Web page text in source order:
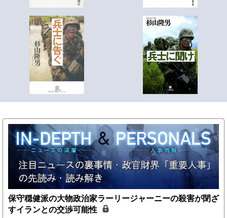
保守穏健派の大物政治家ラーリージャーニーの殺害が閉ざ
すイランとの交渉可能性